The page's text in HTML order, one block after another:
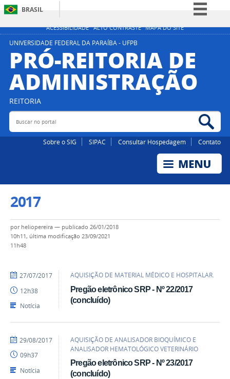
ACESSIBILIDADE ALTO CONTRASTE MAPA DO SITE
BRASIL
Simplifique!
Participe
Acesso à informação
Legislação
UNIVERSIDADE FEDERAL DA PARAÍBA - UFPB
PRÓ-REITORIA DE
ADMINISTRAÇÃO
REITORIA
Buscar no portal
Sobre o SIG SIPAC Consultar Hospedagem Contato
2017
por heliopereira — publicado 26/01/2018
10h11, última modificação 23/09/2021
11h48
AQUISIÇÃO DE MATERIAL MÉDICO E HOSPITALAR.
Pregão eletrônico SRP - Nº 22/2017
(concluído)
por
publicado
27/07/2017
12h38
Notícia
AQUISIÇÃO DE ANALISADOR BIOQUÍMICO E
ANALISADOR HEMATOLÓGICO VETERINÁRIO
Pregão eletrônico SRP - Nº 23/2017
(concluído)
por
publicado
29/08/2017
09h37
Notícia